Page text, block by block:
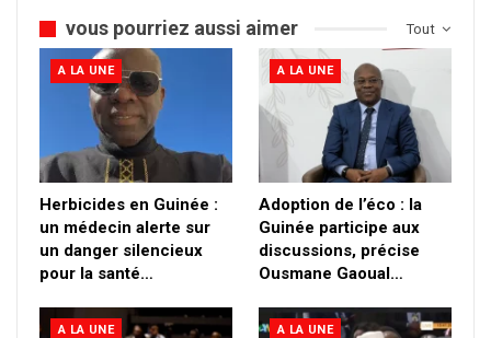
Tout
vous pourriez aussi aimer
A LA UNE
Herbicides en Guinée :
un médecin alerte sur
un danger silencieux
pour la santé…
A LA UNE
Adoption de l’éco : la
Guinée participe aux
discussions, précise
Ousmane Gaoual…
A LA UNE A LA UNE